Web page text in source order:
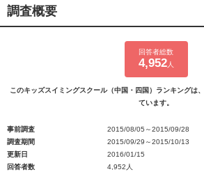
調査概要
回答者総数
4,952人
このキッズスイミングスクール（中国・四国）ランキングは
ています。
事前調査
2015/08/05～2015/09/28
調査期間
2015/09/29～2015/10/13
更新日
2016/01/15
回答者数
4,952人